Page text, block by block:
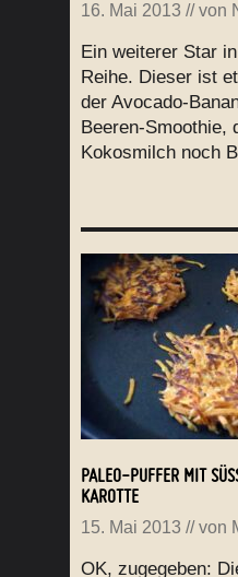
16. Mai 2013 // von
Ein weiterer Star
Reihe. Dieser ist
der Avocado-
Beeren-Smoothie,
Kokosmilch noch
PALEO-PUFFER MIT
AROTTE
15. Mai 2013 // von
OK, zugegeben: